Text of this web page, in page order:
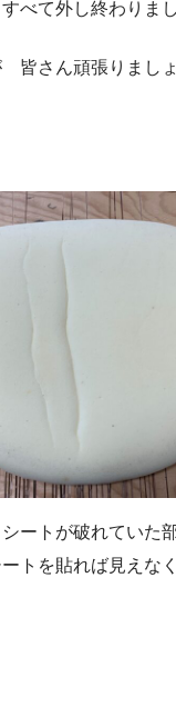
べて外し終わりま
皆さん頑張りましょ
ートが破れていた
トを貼れば見えな